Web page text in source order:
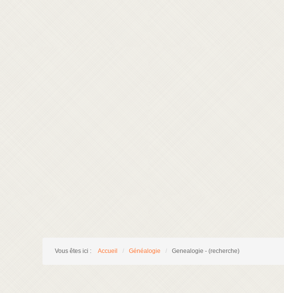
Vous êtes ici : Accueil / Généalogie / Genealogie - (recherche)